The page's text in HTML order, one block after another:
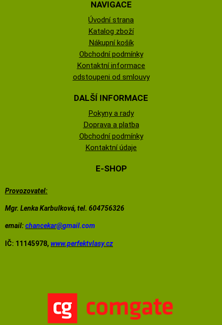
NAVIGACE
Úvodní strana
Katalog zboží
Nákupní košík
Obchodní podmínky
Kontaktní informace
odstoupeni od smlouvy
DALŠÍ INFORMACE
Pokyny a rady
Doprava a platba
Obchodní podmínky
Kontaktní údaje
E-SHOP
Provozovatel:
Mgr. Lenka Karbulková, tel. 604756326
email:chancekar@gmail.com
IČ: 11145978, www.perfektvlasy.cz